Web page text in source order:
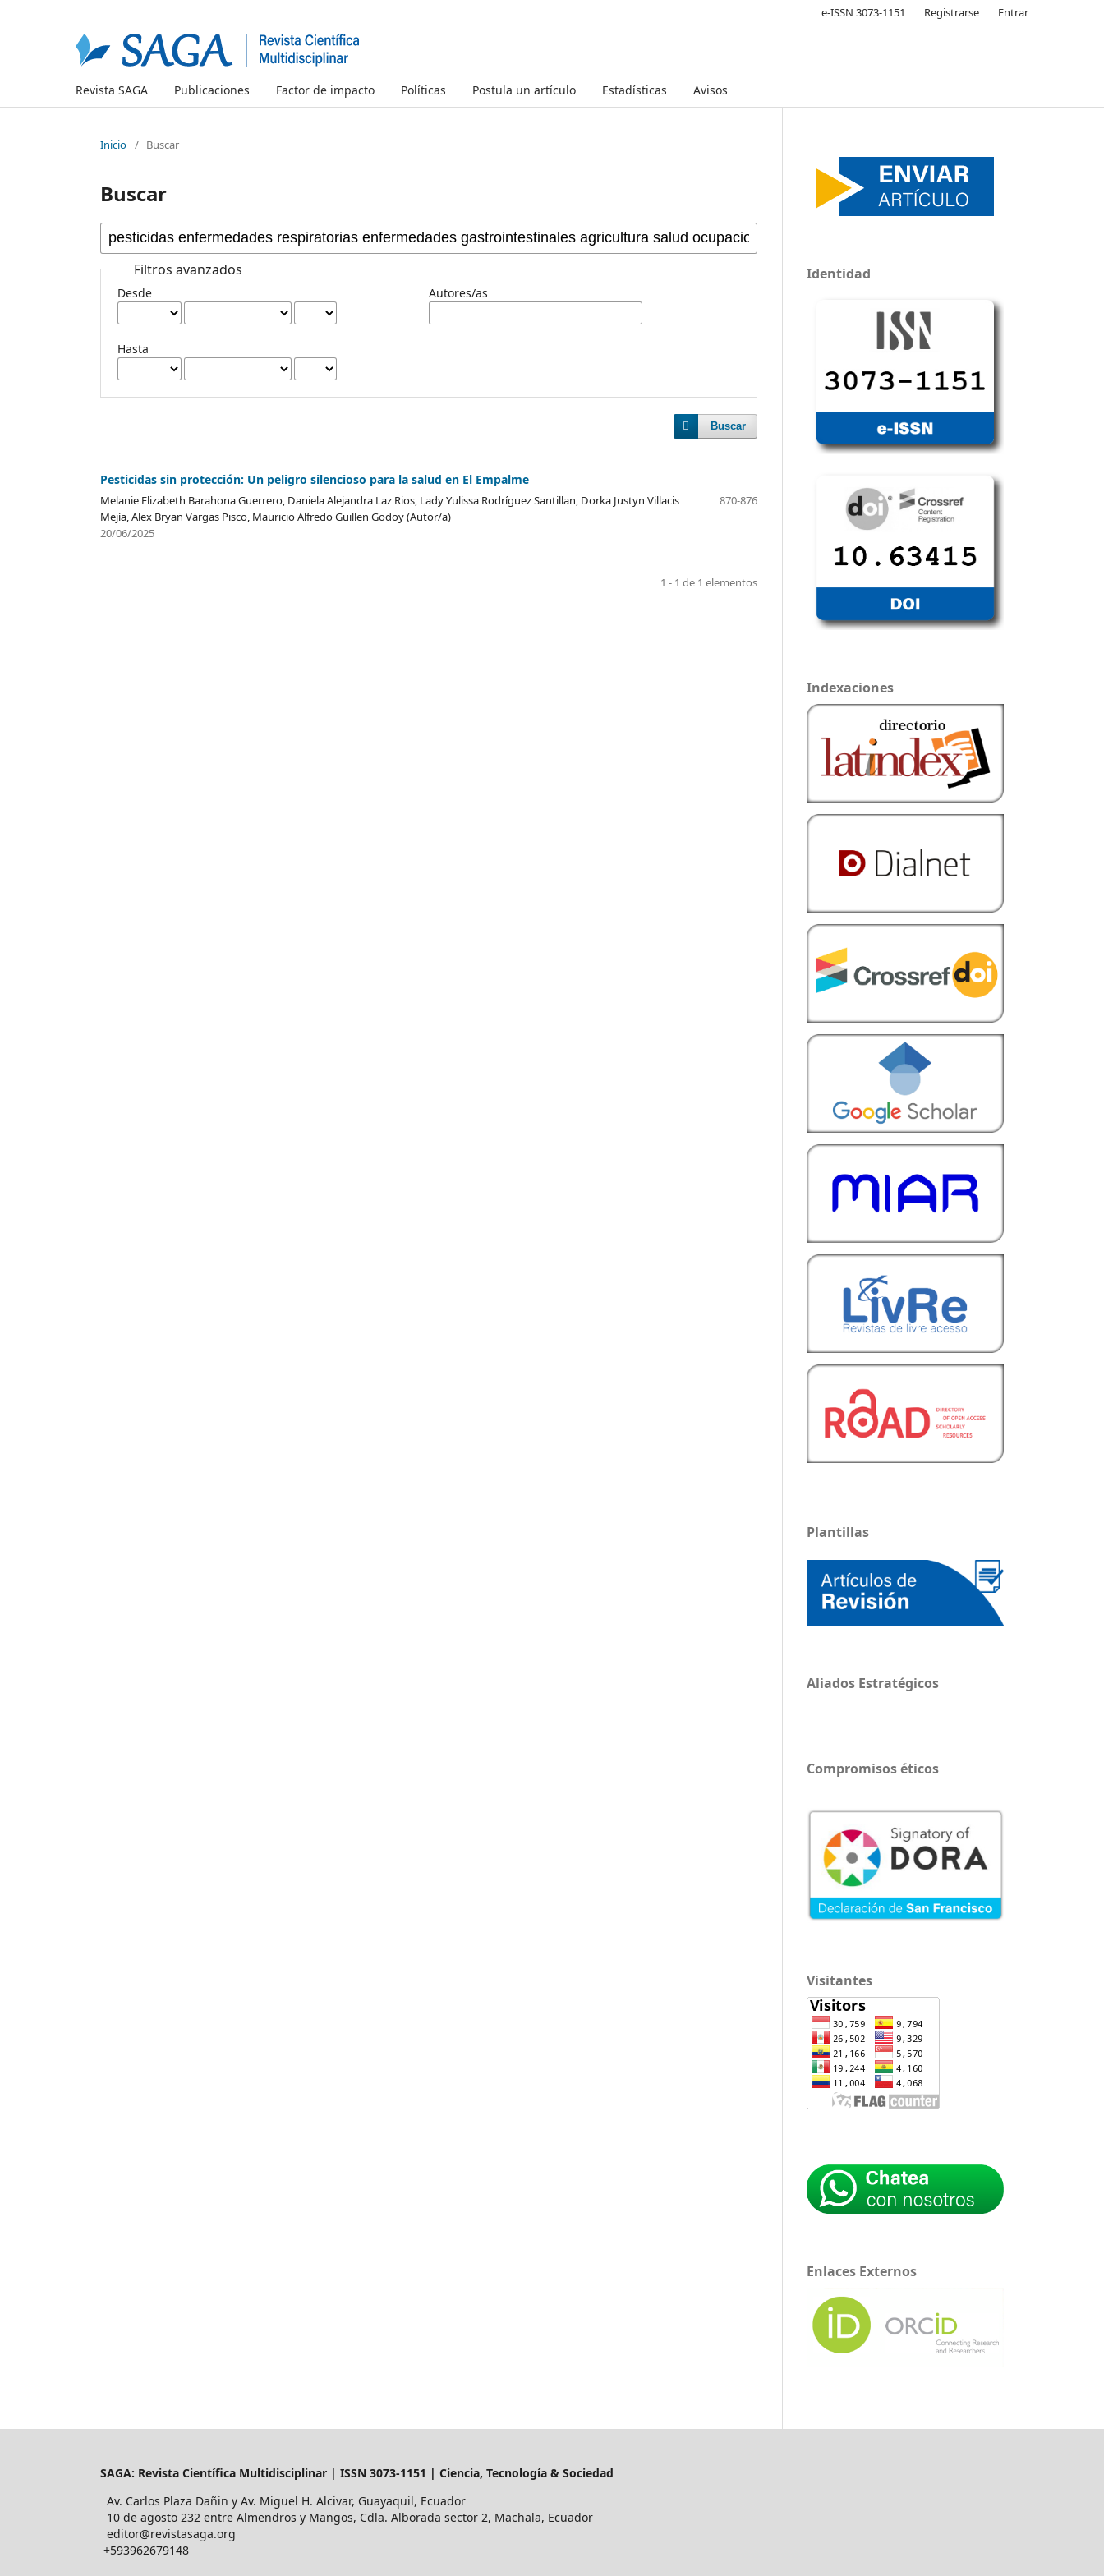
Revista SAGA Publicaciones Factor de impacto Políticas Postula un artículo Estadísticas Avisos
e-ISSN 3073-1151 Registrarse Entrar
Inicio / Buscar
Buscar
Filtros avanzados
Desde
Hasta
Autores/as
Buscar
Pesticidas sin protección: Un peligro silencioso para la salud en El Empalme
Melanie Elizabeth Barahona Guerrero, Daniela Alejandra Laz Rios, Lady Yulissa Rodríguez Santillan, Dorka Justyn Villacis
Mejía, Alex Bryan Vargas Pisco, Mauricio Alfredo Guillen Godoy (Autor/a)
870-876
20/06/2025
1 - 1 de 1 elementos
Identidad
Indexaciones
Plantillas
Aliados Estratégicos
Compromisos éticos
Visitantes
Enlaces Externos
SAGA: Revista Científica Multidisciplinar | ISSN 3073-1151 | Ciencia, Tecnología & Sociedad
Av. Carlos Plaza Dañin y Av. Miguel H. Alcivar, Guayaquil, Ecuador
10 de agosto 232 entre Almendros y Mangos, Cdla. Alborada sector 2, Machala, Ecuador
editor@revistasaga.org
+593962679148